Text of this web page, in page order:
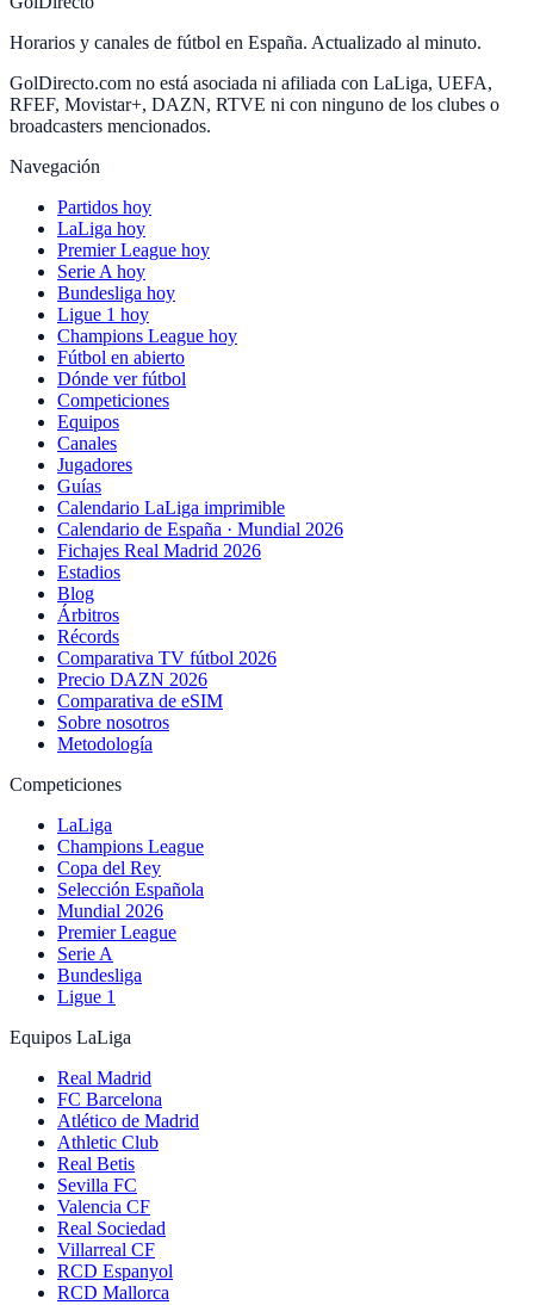
Horarios y canales de fútbol en España. Actualizado al minuto.
GolDirecto.com no está asociada ni afiliada con LaLiga, UEFA,
RFEF, Movistar+, DAZN, RTVE ni con ninguno de los clubes o
broadcasters mencionados.
Navegación
Partidos hoy
LaLiga hoy
Premier League hoy
Serie A hoy
Bundesliga hoy
Ligue 1 hoy
Champions League hoy
Fútbol en abierto
Dónde ver fútbol
Competiciones
Equipos
Canales
Jugadores
Guías
Calendario LaLiga imprimible
Calendario de España · Mundial 2026
Fichajes Real Madrid 2026
Estadios
Blog
Árbitros
Récords
Comparativa TV fútbol 2026
Precio DAZN 2026
Comparativa de eSIM
Sobre nosotros
Metodología
Competiciones
LaLiga
Champions League
Copa del Rey
Selección Española
Mundial 2026
Premier League
Serie A
Bundesliga
Ligue 1
Equipos LaLiga
Real Madrid
FC Barcelona
Atlético de Madrid
Athletic Club
Real Betis
Sevilla FC
Valencia CF
Real Sociedad
Villarreal CF
RCD Espanyol
RCD Mallorca